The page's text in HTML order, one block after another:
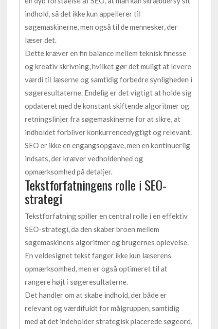
indhold, så det ikke kun appellerer til
søgemaskinerne, men også til de mennesker, der
læser det.
Dette kræver en fin balance mellem teknisk finesse
og kreativ skrivning, hvilket gør det muligt at levere
værdi til læserne og samtidig forbedre synligheden i
søgeresultaterne. Endelig er det vigtigt at holde sig
opdateret med de konstant skiftende algoritmer og
retningslinjer fra søgemaskinerne for at sikre, at
indholdet forbliver konkurrencedygtigt og relevant.
SEO er ikke en engangsopgave, men en kontinuerlig
indsats, der kræver vedholdenhed og
opmærksomhed på detaljer.
Tekstforfatningens rolle i SEO-
strategi
Tekstforfatning spiller en central rolle i en effektiv
SEO-strategi, da den skaber broen mellem
søgemaskinens algoritmer og brugernes oplevelse.
En veldesignet tekst fanger ikke kun læserens
opmærksomhed, men er også optimeret til at
rangere højt i søgeresultaterne.
Det handler om at skabe indhold, der både er
relevant og værdifuldt for målgruppen, samtidig
med at det indeholder strategisk placerede søgeord,